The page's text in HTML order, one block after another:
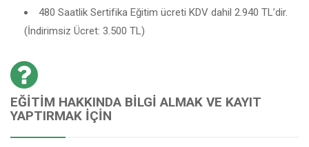
480 Saatlik Sertifika Eğitim ücreti KDV dahil 2.940 TL’dir.
(İndirimsiz Ücret: 3.500 TL)
EĞITIM HAKKINDA BILGI ALMAK VE KAYIT
YAPTIRMAK İÇIN